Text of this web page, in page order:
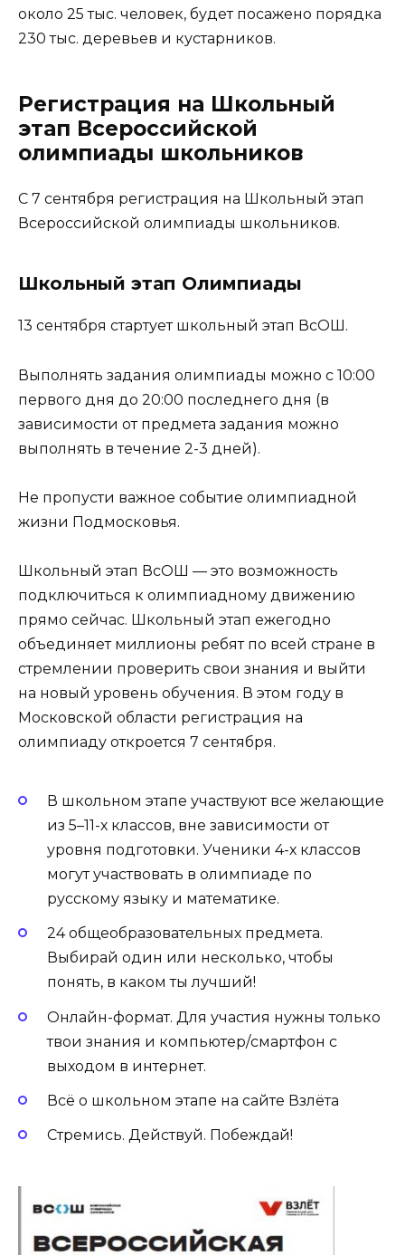
около 25 тыс. человек, будет посажено порядка
230 тыс. деревьев и кустарников.
Регистрация на Школьный
этап Всероссийской
олимпиады школьников
С 7 сентября регистрация на Школьный этап
Всероссийской олимпиады школьников.
Школьный этап Олимпиады
13 сентября стартует школьный этап ВсОШ.
Выполнять задания олимпиады можно с 10:00
первого дня до 20:00 последнего дня (в
зависимости от предмета задания можно
выполнять в течение 2-3 дней).
Не пропусти важное событие олимпиадной
жизни Подмосковья.
Школьный этап ВсОШ — это возможность
подключиться к олимпиадному движению
прямо сейчас. Школьный этап ежегодно
объединяет миллионы ребят по всей стране в
стремлении проверить свои знания и выйти
на новый уровень обучения. В этом году в
Московской области регистрация на
олимпиаду откроется 7 сентября.
В школьном этапе участвуют все желающие
из 5–11-х классов, вне зависимости от
уровня подготовки. Ученики 4-х классов
могут участвовать в олимпиаде по
русскому языку и математике.
24 общеобразовательных предмета.
Выбирай один или несколько, чтобы
понять, в каком ты лучший!
Онлайн-формат. Для участия нужны только
твои знания и компьютер/смартфон с
выходом в интернет.
Всё о школьном этапе на сайте Взлёта
Стремись. Действуй. Побеждай!